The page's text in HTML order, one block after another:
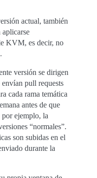
actual, también
KVM, es decir, no
versión se dirigen
pull requests
cada rama temática
antes de que
ejemplo, la
“normales”.
son subidas en el
durante la